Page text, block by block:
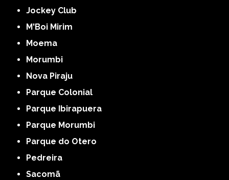
Jockey Club
M'Boi Mirim
Moema
Morumbi
Nova Piraju
Parque Colonial
Parque Ibirapuera
Parque Morumbi
Parque do Otero
Pedreira
Sacomã